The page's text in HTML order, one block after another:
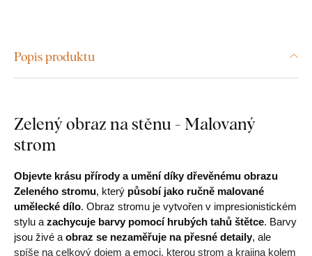
Popis produktu
Zelený obraz na stěnu - Malovaný
strom
Objevte krásu přírody a umění díky dřevěnému obrazu
Zeleného stromu, který působí jako ručně malované
umělecké dílo. Obraz stromu je vytvořen v impresionistickém
stylu a zachycuje barvy pomocí hrubých tahů štětce. Barvy
jsou živé a obraz se nezaměřuje na přesné detaily, ale
spíše na celkový dojem a emoci, kterou strom a krajina kolem